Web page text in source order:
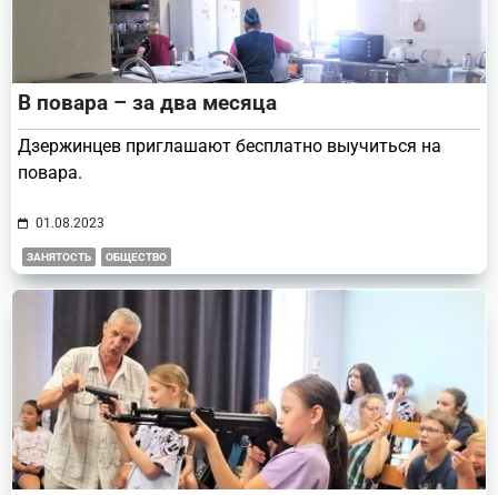
В повара – за два месяца
Дзержинцев приглашают бесплатно выучиться на
повара.
01.08.2023
ЗАНЯТОСТЬ ОБЩЕСТВО